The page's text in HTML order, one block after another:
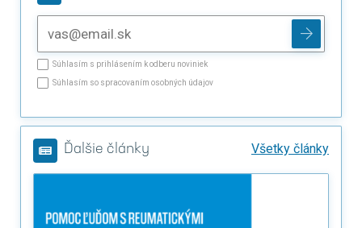
Súhlasím s prihlásením k odberu noviniek
Súhlasím so spracovaním osobných údajov
Ďalšie články Všetky články